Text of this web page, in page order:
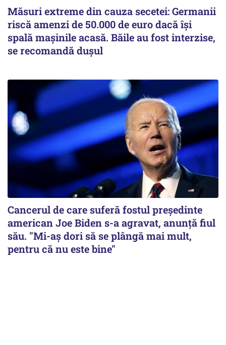
Măsuri extreme din cauza secetei: Germanii
riscă amenzi de 50.000 de euro dacă își
spală mașinile acasă. Băile au fost interzise,
se recomandă dușul
Cancerul de care suferă fostul preşedinte
american Joe Biden s-a agravat, anunță fiul
său. "Mi-aș dori să se plângă mai mult,
pentru că nu este bine"